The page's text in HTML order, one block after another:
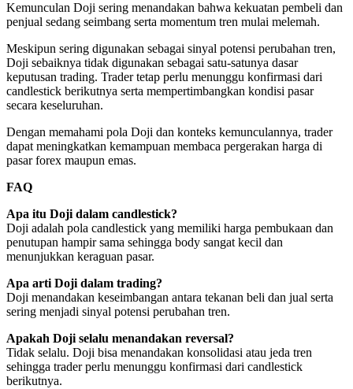
Kemunculan Doji sering menandakan bahwa kekuatan pembeli dan
penjual sedang seimbang serta momentum tren mulai melemah.
Meskipun sering digunakan sebagai sinyal potensi perubahan tren,
Doji sebaiknya tidak digunakan sebagai satu-satunya dasar
keputusan trading. Trader tetap perlu menunggu konfirmasi dari
candlestick berikutnya serta mempertimbangkan kondisi pasar
secara keseluruhan.
Dengan memahami pola Doji dan konteks kemunculannya, trader
dapat meningkatkan kemampuan membaca pergerakan harga di
pasar forex maupun emas.
FAQ
Apa itu Doji dalam candlestick?
Doji adalah pola candlestick yang memiliki harga pembukaan dan
penutupan hampir sama sehingga body sangat kecil dan
menunjukkan keraguan pasar.
Apa arti Doji dalam trading?
Doji menandakan keseimbangan antara tekanan beli dan jual serta
sering menjadi sinyal potensi perubahan tren.
Apakah Doji selalu menandakan reversal?
Tidak selalu. Doji bisa menandakan konsolidasi atau jeda tren
sehingga trader perlu menunggu konfirmasi dari candlestick
berikutnya.